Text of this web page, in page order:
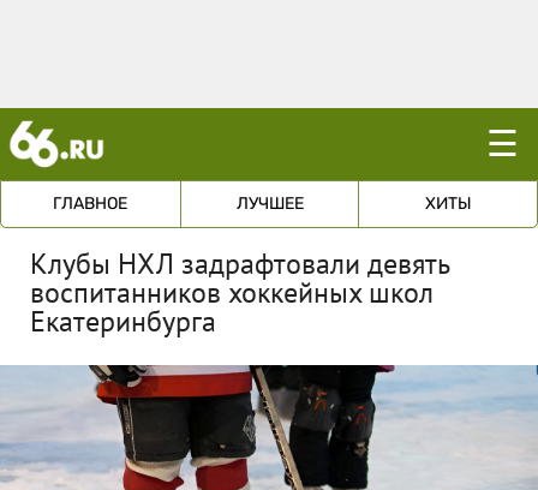
☰
ГЛАВНОЕ ЛУЧШЕЕ ХИТЫ
Клубы НХЛ задрафтовали девять
воспитанников хоккейных школ
Екатеринбурга